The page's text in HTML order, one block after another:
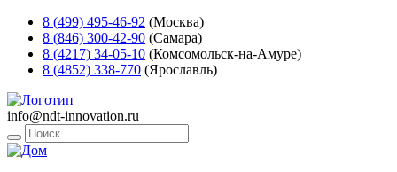
8 (499) 495-46-92 (Москва)
8 (846) 300-42-90 (Самара)
8 (4217) 34-05-10 (Комсомольск-на-Амуре)
8 (4852) 338-770 (Ярославль)
info@ndt-innovation.ru